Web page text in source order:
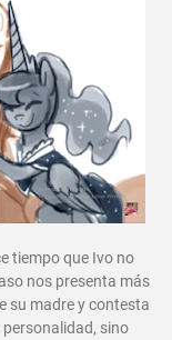
tiempo que Ivo no
nos presenta más
su madre y contesta
sino